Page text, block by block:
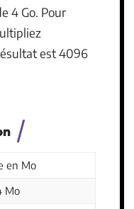
4 Go. Pour
est 4096
en Mo
Mo